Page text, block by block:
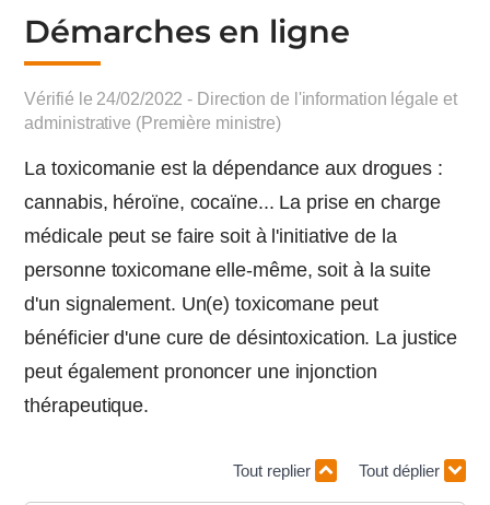
Démarches en ligne
Vérifié le 24/02/2022 - Direction de l'information légale et
administrative (Première ministre)
La toxicomanie est la dépendance aux drogues :
cannabis, héroïne, cocaïne... La prise en charge
médicale peut se faire soit à l'initiative de la
personne toxicomane elle-même, soit à la suite
d'un signalement. Un(e) toxicomane peut
bénéficier d'une cure de désintoxication. La justice
peut également prononcer une injonction
thérapeutique.
Tout replier Tout déplier